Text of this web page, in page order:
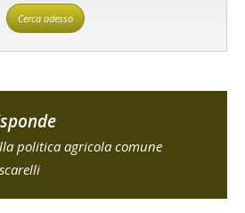
Cerca adesso
politica agricola comune